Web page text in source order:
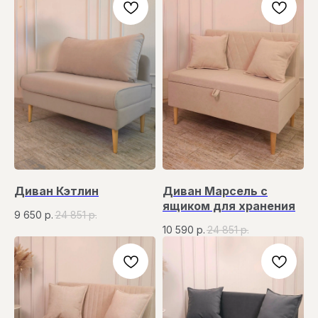
Диван Кэтлин
9 650 р. 24 851 р.
Диван Марсель с
ящиком для хранения
10 590 р. 24 851 р.
СОЗДАДИМ УЮТ ВМЕСТЕ
Остались вопросы?
Поможем рассчитать стоимость,
подобрать идеальную ткань или составить